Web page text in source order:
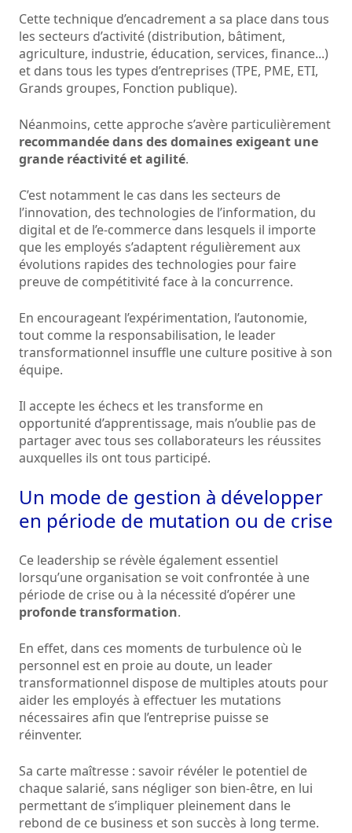
Cette technique d’encadrement a sa place dans tous
les secteurs d’activité (distribution, bâtiment,
agriculture, industrie, éducation, services, finance...)
et dans tous les types d’entreprises (TPE, PME, ETI,
Grands groupes, Fonction publique).
Néanmoins, cette approche s’avère particulièrement
recommandée dans des domaines exigeant une
grande réactivité et agilité.
C’est notamment le cas dans les secteurs de
l’innovation, des technologies de l’information, du
digital et de l’e-commerce dans lesquels il importe
que les employés s’adaptent régulièrement aux
évolutions rapides des technologies pour faire
preuve de compétitivité face à la concurrence.
En encourageant l’expérimentation, l’autonomie,
tout comme la responsabilisation, le leader
transformationnel insuffle une culture positive à son
équipe.
Il accepte les échecs et les transforme en
opportunité d’apprentissage, mais n’oublie pas de
partager avec tous ses collaborateurs les réussites
auxquelles ils ont tous participé.
Un mode de gestion à développer
en période de mutation ou de crise
Ce leadership se révèle également essentiel
lorsqu’une organisation se voit confrontée à une
période de crise ou à la nécessité d’opérer une
profonde transformation.
En effet, dans ces moments de turbulence où le
personnel est en proie au doute, un leader
transformationnel dispose de multiples atouts pour
aider les employés à effectuer les mutations
nécessaires afin que l’entreprise puisse se
réinventer.
Sa carte maîtresse : savoir révéler le potentiel de
chaque salarié, sans négliger son bien-être, en lui
permettant de s’impliquer pleinement dans le
rebond de ce business et son succès à long terme.